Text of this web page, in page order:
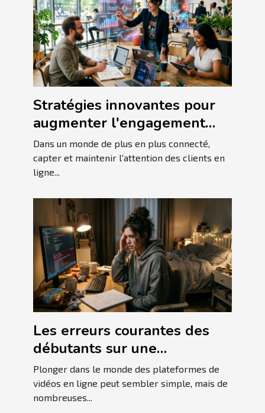
Stratégies innovantes pour
augmenter l'engagement
client en ligne
Dans un monde de plus en plus connecté,
capter et maintenir l'attention des clients en
ligne...
Les erreurs courantes des
débutants sur une
plateforme de vidéos en
ligne
Plonger dans le monde des plateformes de
vidéos en ligne peut sembler simple, mais de
nombreuses...